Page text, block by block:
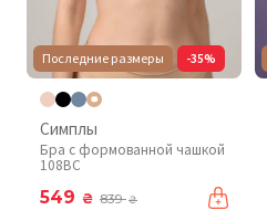
Последние размеры -35%
Симплы
Бра с формованной чашкой
108BC
549 ₴ 839₴